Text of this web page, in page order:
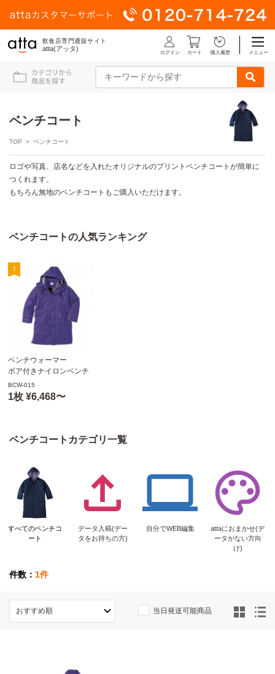
飲食店専門通販サイト
atta(アッタ) ログイン カート 購入履歴 メニュー
ベンチコート
TOP > ベンチコート
ロゴや写真、店名などを入れたオリジナルのプリントベンチコートが簡単に
つくれます。
もちろん無地のベンチコートもご購入いただけます。
ベンチコートの人気ランキング
ベンチウォーマー
ボア付きナイロンベンチ
コート
TRUSS(トラス) BCW-
015
BCW-015
1枚 ¥6,468〜
ベンチコートカテゴリ一覧
すべてのベンチコ
ート
データ入稿(デー
タをお持ちの方)
自分でWEB編集
attaにおまかせ(デ
ータがない方向
け)
件数： 1件
当日発送可能商品